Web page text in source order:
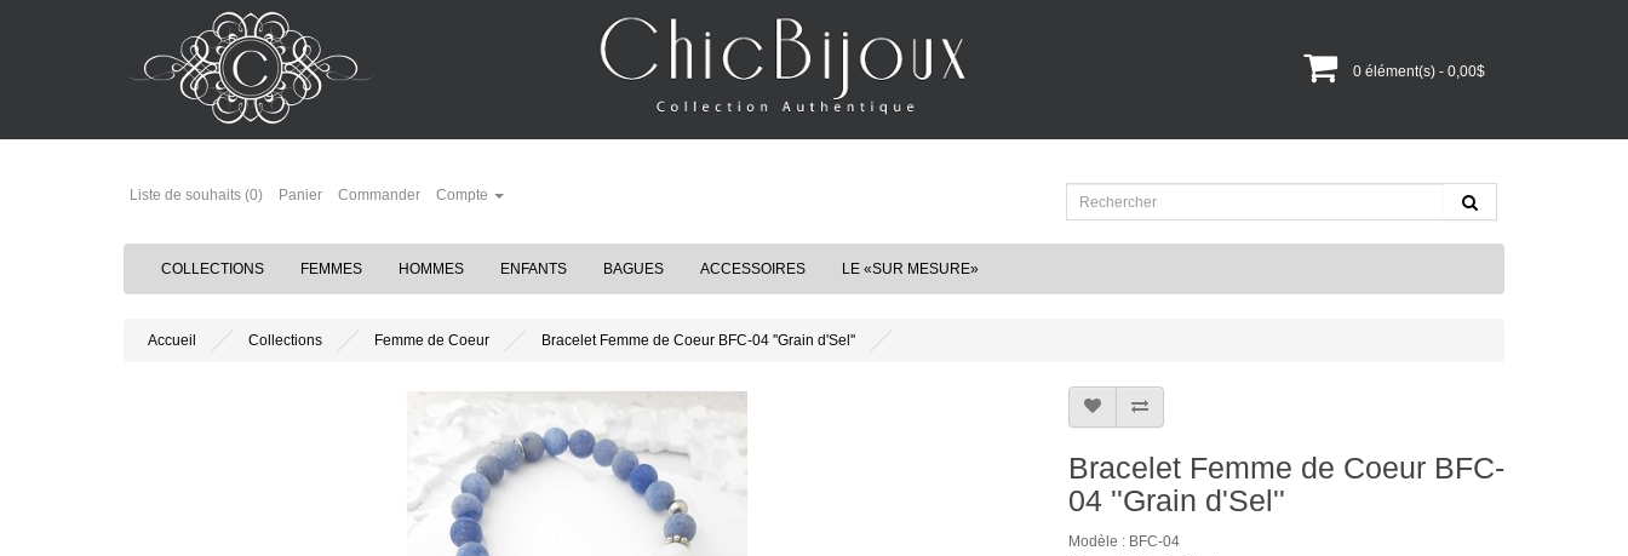
0 élément(s) - 0,00$
Liste de souhaits (0) Panier Commander Compte
COLLECTIONS FEMMES HOMMES ENFANTS BAGUES ACCESSOIRES LE «SUR MESURE»
Accueil Collections Femme de Coeur Bracelet Femme de Coeur BFC-04 ''Grain d'Sel''
Bracelet Femme de Coeur BFC-
04 ''Grain d'Sel''
Modèle : BFC-04